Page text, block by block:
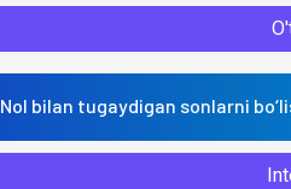
Nol bilan tugaydigan sonlarni